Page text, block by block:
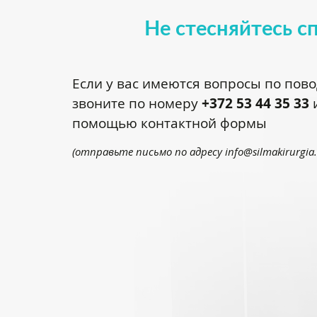
Не стесняйтесь
Если у вас имеются вопросы по
звоните по номеру+372 53 44 35 33
помощью контактной формы
(отправьте письмо по адресу